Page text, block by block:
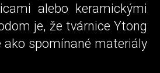
alebo keramickými
je, že tvárnice Ytong
spomínané materiály